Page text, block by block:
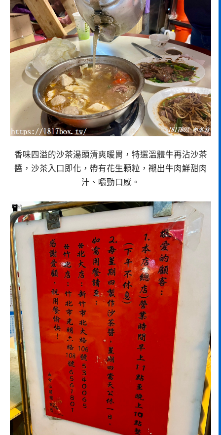
香味四溢的沙茶湯頭清爽暖胃，特選溫體牛再沾沙茶
醬，沙茶入口即化，帶有花生顆粒，襯出牛肉鮮甜肉
汁、嚼勁口感。